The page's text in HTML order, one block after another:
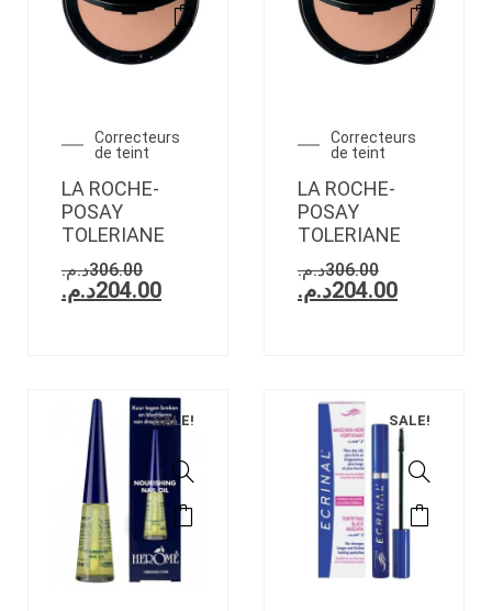
Correcteurs
de teint
LA ROCHE-
POSAY
TOLERIANE
306.00د.م.
204.00د.م.
Correcteurs
de teint
LA ROCHE-
POSAY
TOLERIANE
306.00د.م.
204.00د.م.
SALE! SALE!